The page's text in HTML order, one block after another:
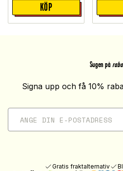
KÖP
Sugen på
Signa upp och få 10%
Gratis fraktalternativ